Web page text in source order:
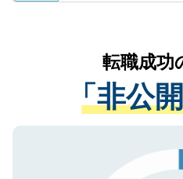
は、個人情報の取
管理基準を満たし
る、プライバシー
で、機密保持に関
かがいして、現在
経験をまじえなが
させていただきま
ない方には、長期
ので、まずはご登
転職成功
「非公